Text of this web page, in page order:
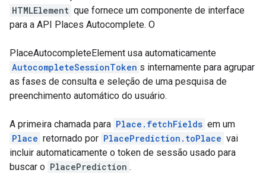
HTMLElement que fornece um componente de interface
para a API Places Autocomplete. O
PlaceAutocompleteElement usa automaticamente
AutocompleteSessionToken s internamente para agrupar
as fases de consulta e seleção de uma pesquisa de
preenchimento automático do usuário.
A primeira chamada para Place.fetchFields em um
Place retornado por PlacePrediction.toPlace vai
incluir automaticamente o token de sessão usado para
buscar o PlacePrediction .